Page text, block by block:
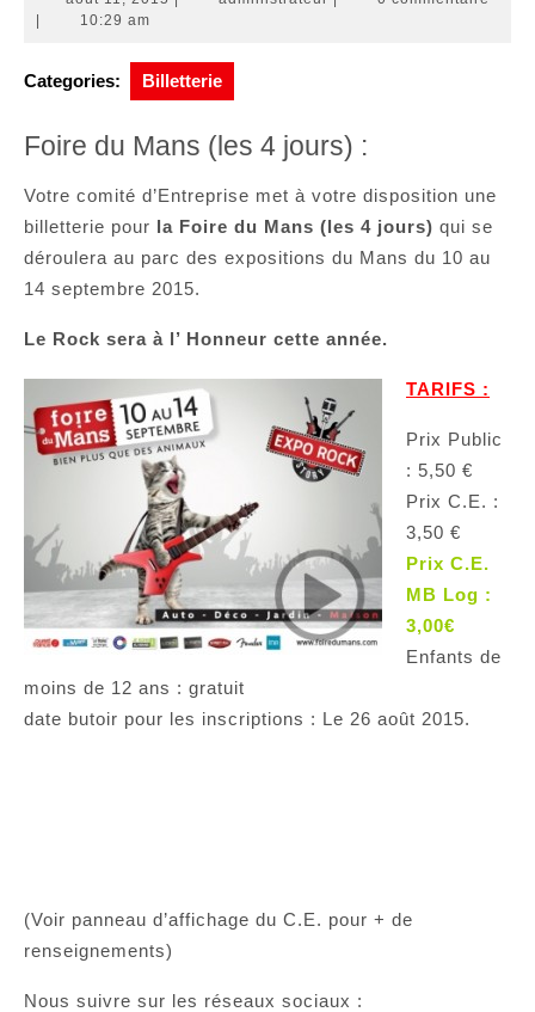
10:29 am
Categories: Billetterie
Foire du Mans (les 4 jours) :
Votre comité d’Entreprise met à votre disposition une
billetterie pour la Foire du Mans (les 4 jours) qui se
déroulera au parc des expositions du Mans du 10 au
14 septembre 2015.
Le Rock sera à l’ Honneur cette année.
TARIFS :
Prix Public
: 5,50 €
Prix C.E. :
3,50 €
Prix C.E.
MB Log :
3,00€
Enfants de
moins de 12 ans : gratuit
date butoir pour les inscriptions : Le 26 août 2015.
(Voir panneau d’affichage du C.E. pour + de
renseignements)
Nous suivre sur les réseaux sociaux :